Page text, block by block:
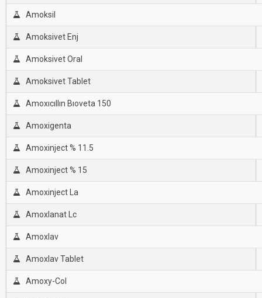
Amoksil
Amoksivet Enj
Amoksivet Oral
Amoksivet Tablet
Amoxıcıllın Bıoveta 150
Amoxigenta
Amoxinject % 11.5
Amoxinject % 15
Amoxinject La
Amoxlanat Lc
Amoxlav
Amoxlav Tablet
Amoxy-Col